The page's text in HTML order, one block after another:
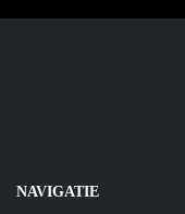
NAVIGATIE